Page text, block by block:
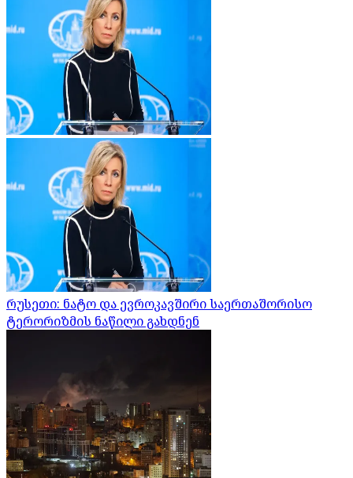
რუსეთი: ნატო და ევროკავშირი საერთაშორისო
ტერორიზმის ნაწილი გახდნენ